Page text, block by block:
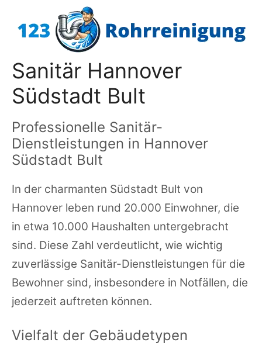
Inhalt
Sanitär Hannover
Südstadt Bult
Professionelle Sanitär-
Dienstleistungen in Hannover
Südstadt Bult
In der charmanten Südstadt Bult von
Hannover leben rund 20.000 Einwohner, die
in etwa 10.000 Haushalten untergebracht
sind. Diese Zahl verdeutlicht, wie wichtig
zuverlässige Sanitär-Dienstleistungen für die
Bewohner sind, insbesondere in Notfällen, die
jederzeit auftreten können.
Vielfalt der Gebäudetypen